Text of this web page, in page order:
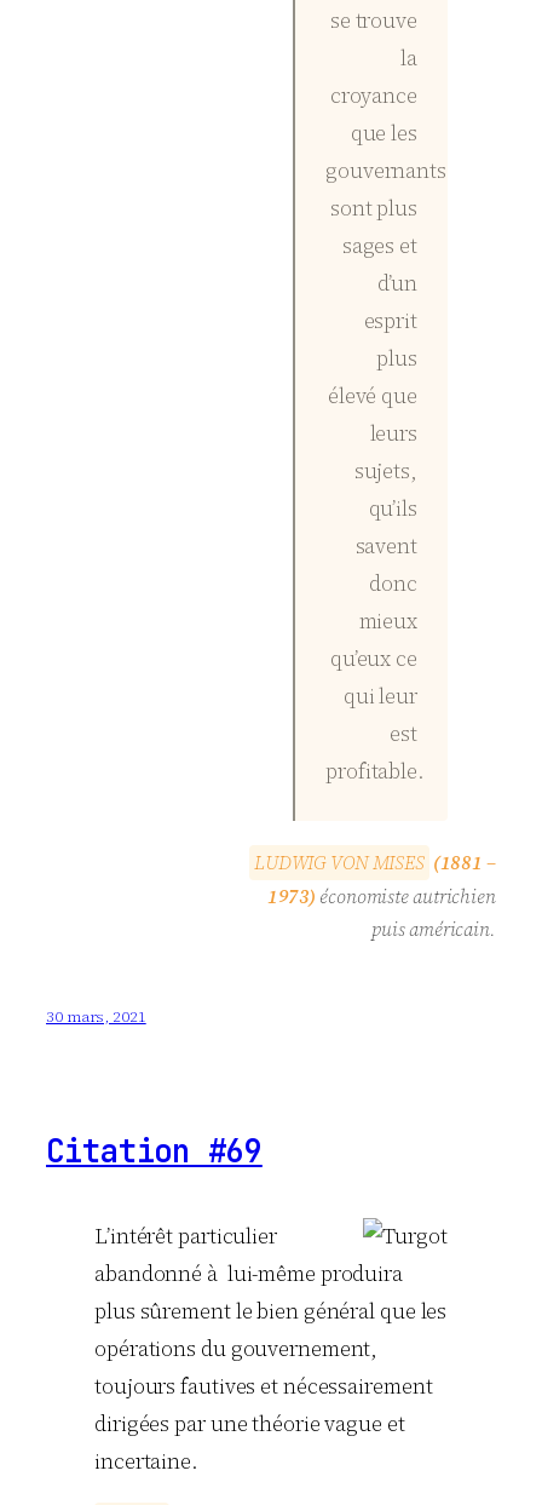
se trouve
la
croyance
que les
gouvernants
sont plus
sages et
d’un
esprit
plus
élevé que
leurs
sujets,
qu’ils
savent
donc
mieux
qu’eux ce
qui leur
est
profitable.
LUDWIGVONMISES (1881 –
1973) économiste autrichien
puis américain.
30 mars, 2021
Citation #69
L’intérêt particulier
abandonné à lui-même produira
plus sûrement le bien général que les
opérations du gouvernement,
toujours fautives et nécessairement
dirigées par une théorie vague et
incertaine.